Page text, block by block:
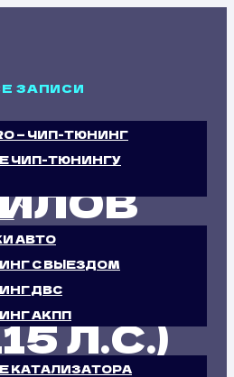
— ЧИП-ТЮНИНГ
ЧИП-ТЮНИНГУ
АВТО
С ВЫЕЗДОМ
ДВС
АКПП
КАТАЛИЗАТОРА
ЗАПИСИ
301
Л.С.)